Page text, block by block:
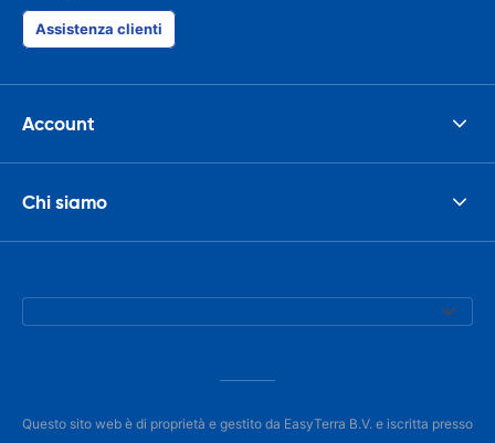
Assistenza clienti
Account
Chi siamo
Questo sito web è di proprietà e gestito da EasyTerra B.V. e iscritta presso